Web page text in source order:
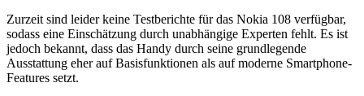
Zurzeit sind leider keine Testberichte für das Nokia 108 verfügbar,
sodass eine Einschätzung durch unabhängige Experten fehlt. Es ist
jedoch bekannt, dass das Handy durch seine grundlegende
Ausstattung eher auf Basisfunktionen als auf moderne Smartphone-
Features setzt.